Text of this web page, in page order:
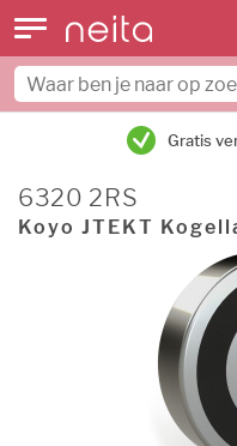
Gratis
6320 2RS
Koyo JTEKT